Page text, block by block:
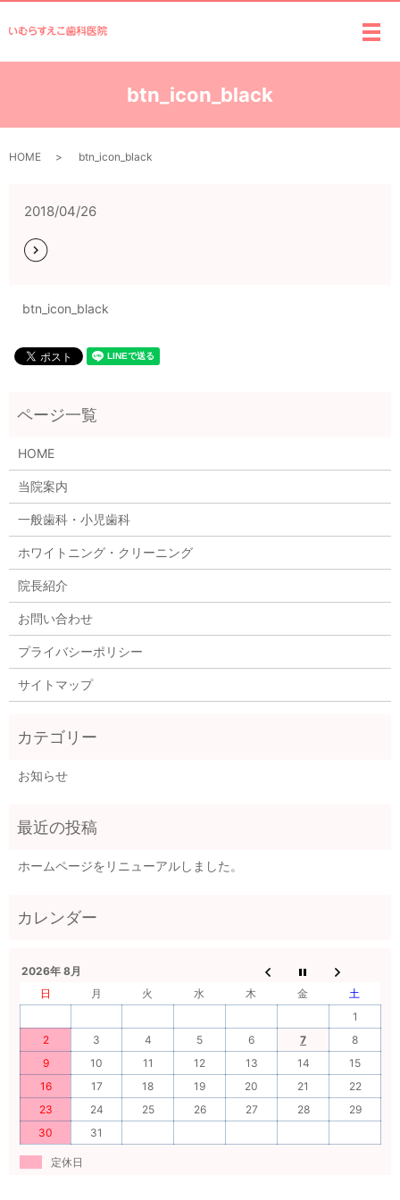
メ
btn_icon_black
HOME btn_icon_black
2018/04/26
btn_icon_black
HOME
当院案内
一般歯科・小児歯科
ホワイトニング・クリーニング
院長紹介
お問い合わせ
プライバシーポリシー
サイトマップ
お知らせ
ホームページをリニューアルしました。
2026年 8月
日
月 火 水 木 金
土
1
2
3 4 5 6 7
8
9
10 11 12 13 14
15
16
17 18 19 20 21
22
23
24 25 26 27 28
29
30
31
定休日